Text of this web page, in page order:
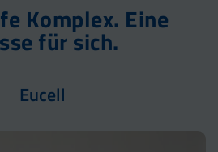
Komplex. Eine
für sich.
Eucell